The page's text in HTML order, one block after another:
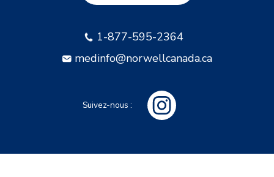
1-877-595-2364
medinfo@norwellcanada.ca
Suivez-nous :